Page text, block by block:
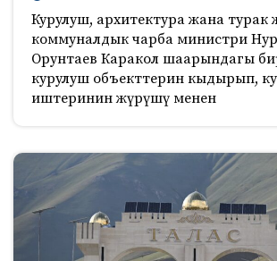
Курулуш, архитектура жана турак
коммуналдык чарба министри
Орунтаев Каракол шаарындагы
курулуш объекттерин кыдырып,
иштеринин жүрүшү менен